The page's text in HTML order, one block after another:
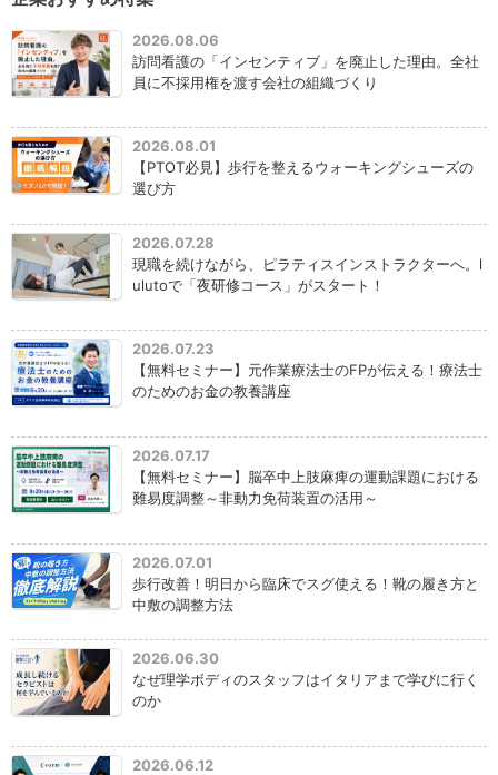
2026.08.06
訪問看護の「インセンティブ」を廃止した理由。全社
員に不採用権を渡す会社の組織づくり
2026.08.01
【PTOT必見】歩行を整えるウォーキングシューズの
選び方
2026.07.28
現職を続けながら、ピラティスインストラクターへ。l
ulutoで「夜研修コース」がスタート！
2026.07.23
【無料セミナー】元作業療法士のFPが伝える！療法士
のためのお金の教養講座
2026.07.17
【無料セミナー】脳卒中上肢麻痺の運動課題における
難易度調整～非動力免荷装置の活用～
2026.07.01
歩行改善！明日から臨床でスグ使える！靴の履き方と
中敷の調整方法
2026.06.30
なぜ理学ボディのスタッフはイタリアまで学びに行く
のか
2026.06.12